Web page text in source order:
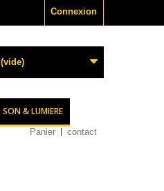
Connexion
(vide)
SON & LUMIERE
Panier contact